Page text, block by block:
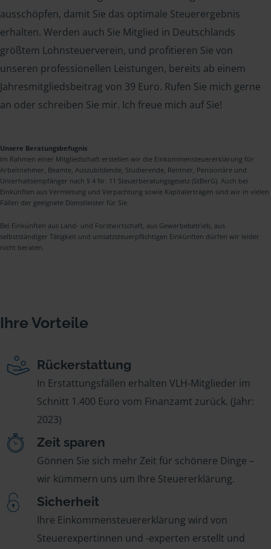
ausschöpfen, damit Sie das optimale Steuerergebnis
erhalten. Werden auch Sie Mitglied in Deutschlands
größtem Lohnsteuerverein, und profitieren Sie von
unseren professionellen Leistungen, bereits ab einem
Jahresmitgliedsbeitrag von 39 Euro. Rufen Sie mich gerne
an oder schreiben Sie mir. Ich freue mich auf Sie!
Unsere Beratungsbefugnis
Im Rahmen einer Mitgliedschaft erstellen wir die Einkommensteuererklärung für
Arbeitnehmer, Beamte, Auszubildende, Studierende, Rentner, Pensionäre und
Unterhaltsempfänger nach § 4 Nr. 11 Steuerberatungsgesetz (StBerG). Auch bei
Einkünften aus Vermietung und Verpachtung sowie Kapitalerträgen sind wir in vielen
Fällen der geeignete Dienstleister für Sie.
Bei Einkünften aus Land- und Forstwirtschaft, aus Gewerbebetrieb, aus
selbstständiger Tätigkeit und umsatzsteuerpflichtigen Einkünften dürfen wir leider
nicht beraten.
Ihre Vorteile
Rückerstattung
In Erstattungsfällen erhalten VLH-Mitglieder im
Schnitt 1.400 Euro vom Finanzamt zurück. (Jahr:
2023)
Zeit sparen
Gönnen Sie sich mehr Zeit für schönere Dinge –
wir kümmern uns um Ihre Steuererklärung.
Sicherheit
Ihre Einkommensteuererklärung wird von
Steuerexpertinnen und -experten erstellt und